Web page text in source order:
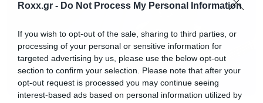
Roxx.gr - Do Not Process My Personal Information
If you wish to opt-out of the sale, sharing to third parties, or
processing of your personal or sensitive information for
targeted advertising by us, please use the below opt-out
section to confirm your selection. Please note that after your
opt-out request is processed you may continue seeing
interest-based ads based on personal information utilized by
Όσοι έχετε πληρώσει τα εισιτήριά σας με
αποστείλετε με email στοsupport@viva.gr
στοιχεία τραπεζικού λογαριασμού, ώστε να σας
γίνει κατάθεση του αντίστοιχου ποσού. Τα
στοιχεία που θα χρειαστεί να αποστείλετε